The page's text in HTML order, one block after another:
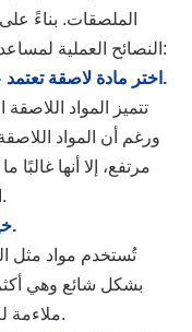
الملصقات. بناءً
النصائح العملية لمساعدتك على الحد من هذه المشكلة أو تجنبها:
1. اختر مادة لاصقة تعتمد على المذيبات عندما يكون ذلك ممكنًا.
تتميز المواد
ورغم أن المواد
مرتفع، إلا أنها
المادة اللاصقة وتجعدها مع مرور الوقت.
2. خيار لمواد المخزون ذات الوجه الرقيق.
ملاءمة للأسطح المنحنية بسبب مرونتها ونحافتها.